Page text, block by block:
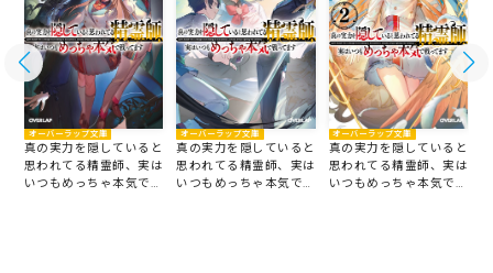
オーバーラップ文庫
真の実力を隠していると
思われてる精霊師、実は
いつもめっちゃ本気で戦
オーバーラップ文庫
真の実力を隠していると
思われてる精霊師、実は
いつもめっちゃ本気で戦
オーバーラップ文庫
真の実力を隠していると
思われてる精霊師、実は
いつもめっちゃ本気で戦